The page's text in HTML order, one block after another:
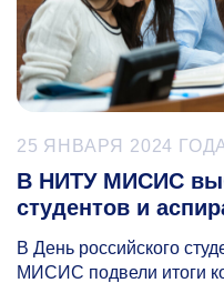
25 ЯНВАРЯ 2024
В НИТУ МИСИС
студентов и
В День российского
МИСИС подвели итоги